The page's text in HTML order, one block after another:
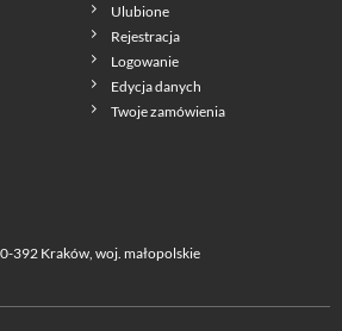
Ulubione
Rejestracja
Logowanie
Edycja danych
Twoje zamówienia
392 Kraków, woj. małopolskie